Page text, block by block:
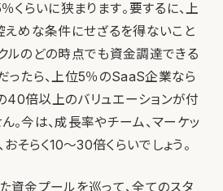
くらいに狭まります。要するに、上
えめな条件にせざるを得ないこと
ルのどの時点でも資金調達できる
ったら、上位5％のSaaS企業なら
40倍以上のバリュエーションが付
。今は、成長率やチーム、マーケッ
そらく10〜30倍くらいでしょう。
資金プールを巡って、全てのスタ